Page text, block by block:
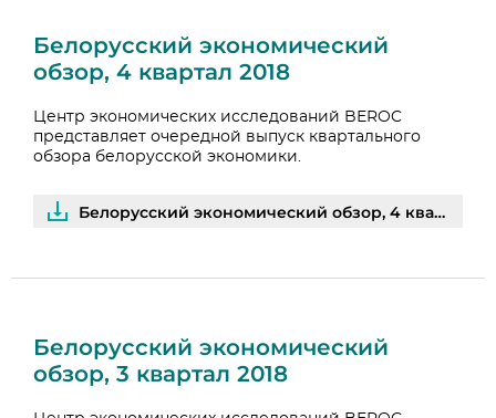
Белорусский экономический
обзор, 4 квартал 2018
Центр экономических исследований BEROC
представляет очередной выпуск квартального
обзора белорусской экономики.
Белорусский экономический обзор, 4 квартал 2018 | PDF
Белорусский экономический
обзор, 3 квартал 2018